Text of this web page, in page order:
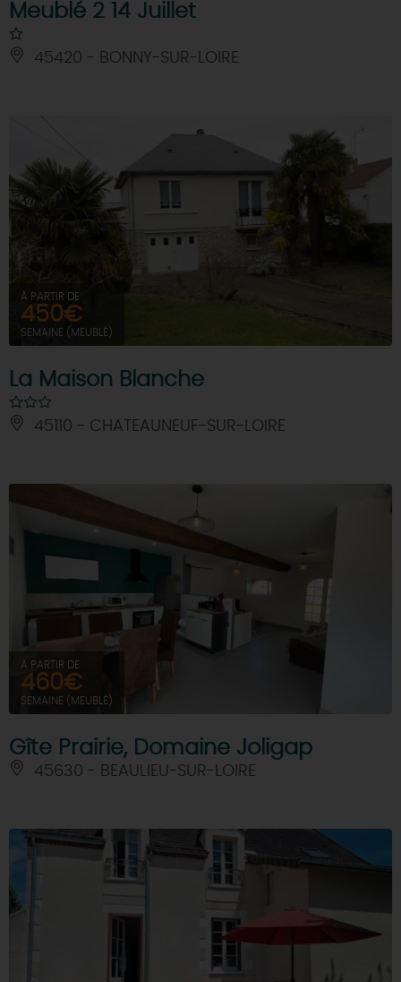
Meublé 2 14 Juillet
45420 - BONNY-SUR-LOIRE
À PARTIR DE
450€
SEMAINE (MEUBLÉ)
La Maison Blanche
45110 - CHATEAUNEUF-SUR-LOIRE
À PARTIR DE
460€
SEMAINE (MEUBLÉ)
Gîte Prairie, Domaine Joligap
45630 - BEAULIEU-SUR-LOIRE